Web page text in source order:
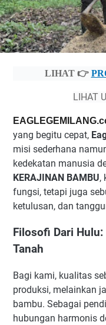
LIHAT 👉
LIHAT
yang begitu cepat,
misi sederhana
kedekatan manusia
KERAJINAN BAMBU,
fungsi, tetapi juga
ketulusan, dan
Filosofi Dari
Tanah
Bagi kami, kualitas
produksi, melainkan
bambu. Sebagai
hubungan harmonis